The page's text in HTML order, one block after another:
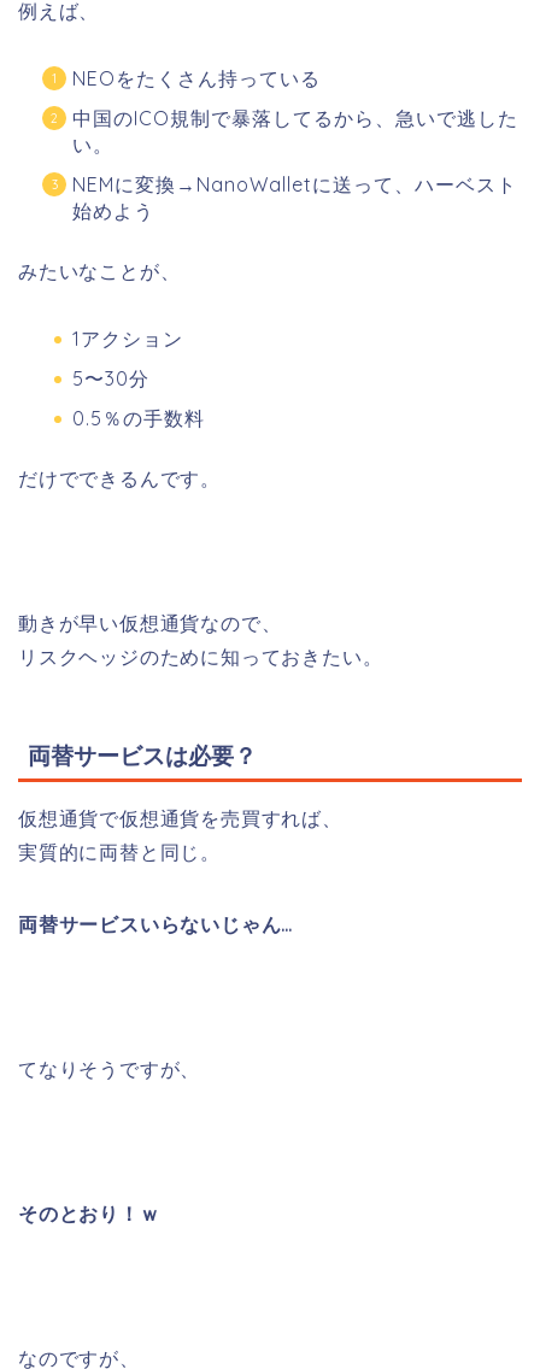
例えば、
NEOをたくさん持っている
中国のICO規制で暴落してるから、急いで逃した
い。
NEMに変換→NanoWalletに送って、ハーベスト
始めよう
みたいなことが、
1アクション
5〜30分
0.5％の手数料
だけでできるんです。
動きが早い仮想通貨なので、
リスクヘッジのために知っておきたい。
両替サービスは必要？
仮想通貨で仮想通貨を売買すれば、
実質的に両替と同じ。
両替サービスいらないじゃん…
てなりそうですが、
そのとおり！ｗ
なのですが、